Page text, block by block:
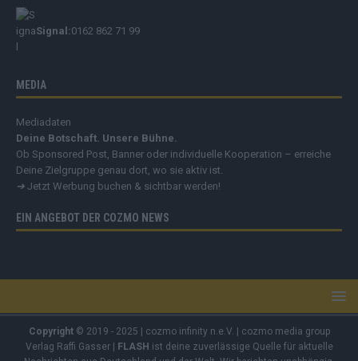
Signal:0162 862 71 99
MEDIA
Mediadaten
Deine Botschaft. Unsere Bühne.
Ob Sponsored Post, Banner oder individuelle Kooperation – erreiche
Deine Zielgruppe genau dort, wo sie aktiv ist.
➔ Jetzt Werbung buchen & sichtbar werden!
EIN ANGEBOT DER COZMO NEWS
Copyright© 2019 - 2025 | cozmo infinity n.e.V. | cozmo media group
Verlag Raffi Gasser | FLASH ist deine zuverlässige Quelle für aktuelle